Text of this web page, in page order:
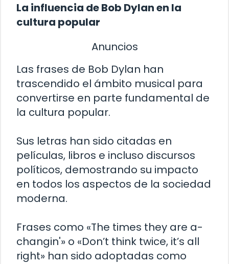
La influencia de Bob Dylan en la
cultura popular
Anuncios
Las frases de Bob Dylan han
trascendido el ámbito musical para
convertirse en parte fundamental de
la cultura popular.
Sus letras han sido citadas en
películas, libros e incluso discursos
políticos, demostrando su impacto
en todos los aspectos de la sociedad
moderna.
Frases como «The times they are a-
changin'» o «Don’t think twice, it’s all
right» han sido adoptadas como